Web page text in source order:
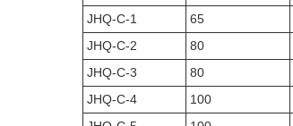
JHQ-C-1
65
JHQ-C-2
80
JHQ-C-3
80
JHQ-C-4
100